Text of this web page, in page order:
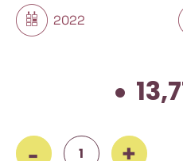
2022
Le Casematte, Peloro Bianco